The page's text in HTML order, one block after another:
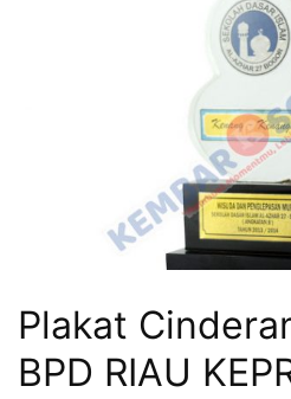
Plakat
BPD RIAU